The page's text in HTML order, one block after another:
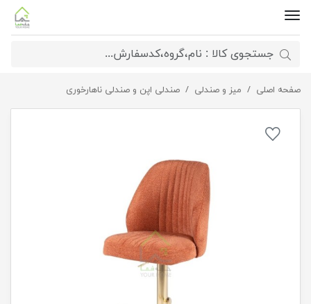
صفحه اصلی میز و صندلی صندلی اپن و صندلی ناهارخوریصندلی جک دار نگین بدون دسته